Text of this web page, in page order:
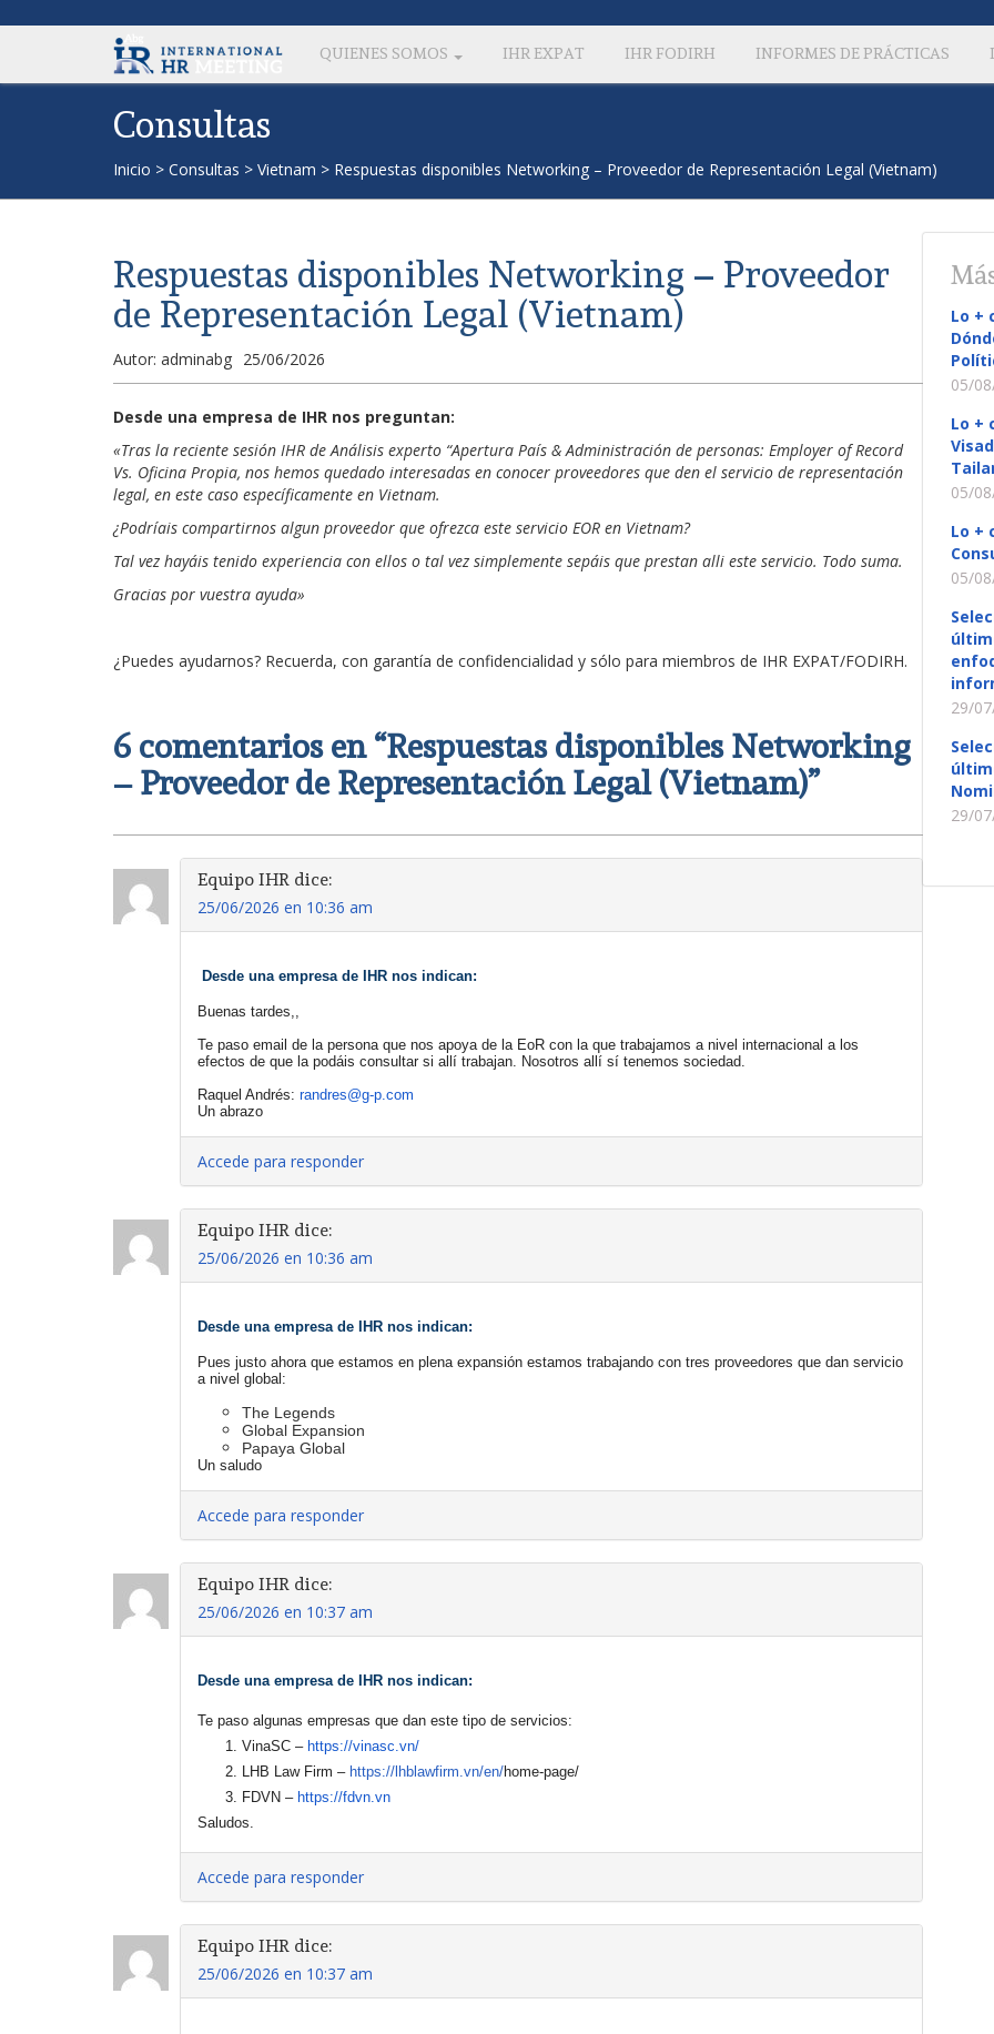
QUIENES SOMOS IHR EXPAT IHR FODIRH INFORMES DE PRÁCTICAS
Consultas
Inicio > Consultas > Vietnam > Respuestas disponibles Networking – Proveedor de Representación Legal (Vietnam)
Respuestas disponibles Networking – Proveedor
de Representación Legal (Vietnam)
Autor: adminabg 25/06/2026
Desde una empresa de IHR nos preguntan:
«Tras la reciente sesión IHR de Análisis experto “Apertura País & Administración de personas: Employer of Record
Vs. Oficina Propia, nos hemos quedado interesadas en conocer proveedores que den el servicio de representación
legal, en este caso específicamente en Vietnam.
¿Podríais compartirnos algun proveedor que ofrezca este servicio EOR en Vietnam?
Tal vez hayáis tenido experiencia con ellos o tal vez simplemente sepáis que prestan alli este servicio. Todo suma.
Gracias por vuestra ayuda»
¿Puedes ayudarnos? Recuerda, con garantía de confidencialidad y sólo para miembros de IHR EXPAT/FODIRH.
6 comentarios en “Respuestas disponibles Networking
– Proveedor de Representación Legal (Vietnam)”
Equipo IHR dice:
25/06/2026 en 10:36 am
Desde una empresa de IHR nos indican:
Buenas tardes,,
Te paso email de la persona que nos apoya de la EoR con la que trabajamos a nivel internacional a los
efectos de que la podáis consultar si allí trabajan. Nosotros allí sí tenemos sociedad.
Raquel Andrés: randres@g-p.com
Un abrazo
Accede para responder
Equipo IHR dice:
25/06/2026 en 10:36 am
Desde una empresa de IHR nos indican:
Pues justo ahora que estamos en plena expansión estamos trabajando con tres proveedores que dan servicio
a nivel global:
The Legends
Global Expansion
Papaya Global
Un saludo
Accede para responder
Equipo IHR dice:
25/06/2026 en 10:37 am
Desde una empresa de IHR nos indican:
Te paso algunas empresas que dan este tipo de servicios:
VinaSC – https://vinasc.vn/
LHB Law Firm – https://lhblawfirm.vn/en/home-page/
FDVN – https://fdvn.vn
Saludos.
Accede para responder
Equipo IHR dice:
25/06/2026 en 10:37 am
Lo +
05/
Lo +
05/
Lo +
05/
29/
29/